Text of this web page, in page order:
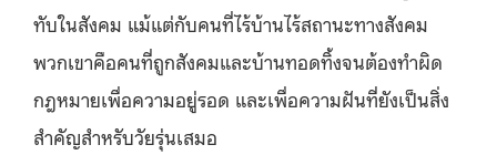
ทับในสังคม แม้แต่กับคนที่ไร้บ้านไร้สถานะทางสังคม
พวกเขาคือคนที่ถูกสังคมและบ้านทอดทิ้งจนต้องทำผิด
กฎหมายเพื่อความอยู่รอด และเพื่อความฝันที่ยังเป็นสิ่ง
สำคัญสำหรับวัยรุ่นเสมอ